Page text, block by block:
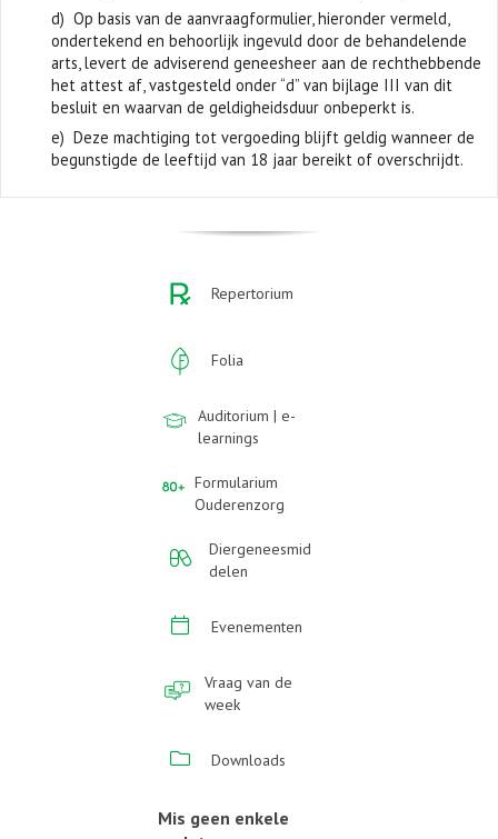
d) Op basis van de aanvraagformulier, hieronder vermeld,
ondertekend en behoorlijk ingevuld door de behandelende
arts, levert de adviserend geneesheer aan de rechthebbende
het attest af, vastgesteld onder “d” van bijlage III van dit
besluit en waarvan de geldigheidsduur onbeperkt is.
e) Deze machtiging tot vergoeding blijft geldig wanneer de
begunstigde de leeftijd van 18 jaar bereikt of overschrijdt.
Repertorium
Folia
Auditorium | e-
learnings
Formularium
Ouderenzorg
Diergeneesmid
delen
Evenementen
Vraag van de
week
Downloads
Mis geen enkele